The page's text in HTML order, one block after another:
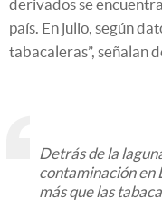
derivados se
país. En julio, según
tabacaleras”, señalan
Detrás de la
contaminación en
más que las